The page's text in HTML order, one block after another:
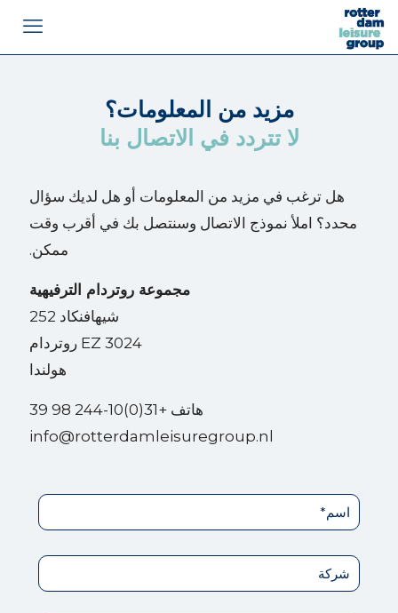
مزيد من المعلومات؟
لا تتردد في الاتصال بنا
هل ترغب في مزيد من المعلومات أو هل لديك سؤال
محدد؟ املأ نموذج الاتصال وسنتصل بك في أقرب وقت
ممكن.
مجموعة روتردام الترفيهية
شيهافنكاد 252
3024 EZ روتردام
هولندا
هاتف +31(0)10-244 98 39
info@rotterdamleisuregroup.nl